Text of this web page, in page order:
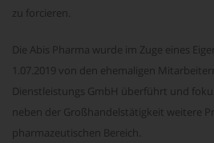
zu forcieren.
Die Abis Pharma wurde im Zuge eines
1.07.2019 von den ehemaligen
Dienstleistungs GmbH überführt und
neben der Großhandelstätigkeit weitere
pharmazeutischen Bereich.